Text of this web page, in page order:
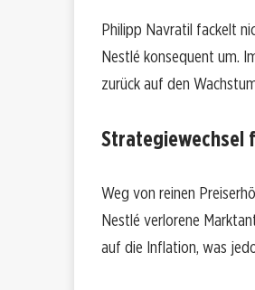
Philipp Navratil fackelt
Nestlé konsequent um.
zurück auf den
Strategiewechsel
Weg von reinen
Nestlé verlorene
auf die Inflation, was